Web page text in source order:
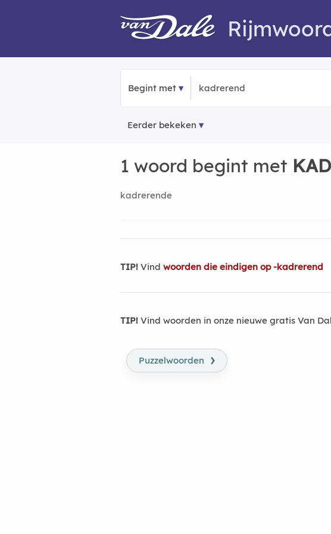
Begint met
Eerder bekeken
1 woord begint met
kadrerende
TIP! Vind woorden die eindigen op -kadrerend
TIP! Vind woorden in onze nieuwe gratis Van
Puzzelwoorden ›